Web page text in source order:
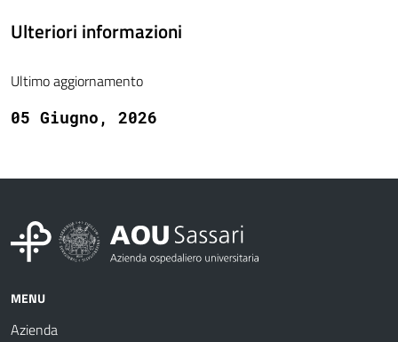
Ulteriori informazioni
Ultimo aggiornamento
05 Giugno, 2026
MENU
Azienda